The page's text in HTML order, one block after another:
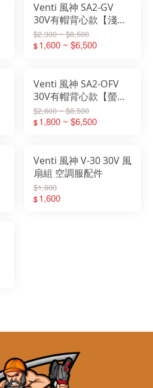
Venti 風神 SA2-GV
30V有帽背心款【淺灰
迷彩】
$2,300 ~ $8,500
$1,600 ~ $6,500
Venti 風神 SA2-OFV
30V有帽背心款【螢光
橘】
$2,600 ~ $8,500
$1,800 ~ $6,500
Venti 風神 V-30 30V 風
扇組 空調服配件
$1,900
$1,600